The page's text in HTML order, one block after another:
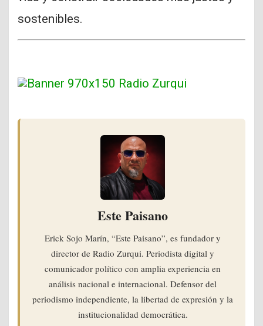
sostenibles.
Este Paisano
Erick Sojo Marín, “Este Paisano”, es fundador y
director de Radio Zurqui. Periodista digital y
comunicador político con amplia experiencia en
análisis nacional e internacional. Defensor del
periodismo independiente, la libertad de expresión y la
institucionalidad democrática.